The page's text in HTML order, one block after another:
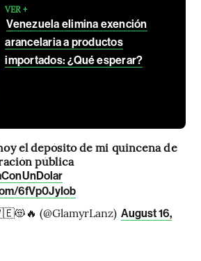
VER +
Venezuela elimina exención
arancelaria a productos
importados: ¿Qué esperar?
el depósito de mi quincena de
pública
6fVp0JyIob
(@GlamyrLanz) August 16,